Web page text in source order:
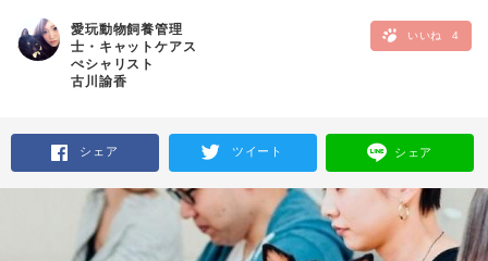
愛玩動物飼養管理
士・キャットケアス
ぺシャリスト
古川諭香
いいね 4
シェア ツイート シェア